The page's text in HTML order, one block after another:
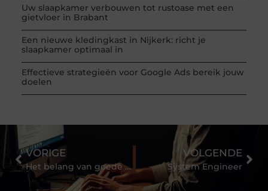
Uw slaapkamer verbouwen tot rustoase met een
gietvloer in Brabant
Een nieuwe kledingkast in Nijkerk: richt je
slaapkamer optimaal in
Effectieve strategieën voor Google Ads bereik jouw
doelen
VORIGE
Het belang van goede beroepskleding
VOLGENDE
System Engineer